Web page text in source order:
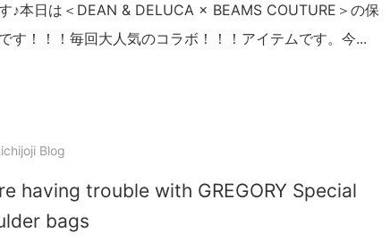
♪本日は＜DEAN & DELUCA × BEAMS COUTURE＞の保
す！！！毎回大人気のコラボ！！！アイテムです。今...
Blog
having trouble with GREGORY Special
bags